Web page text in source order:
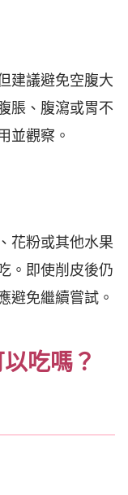
建議避免空腹大
脹、腹瀉或胃不
並觀察。
花粉或其他水果
。即使削皮後仍
避免繼續嘗試。
吃嗎？